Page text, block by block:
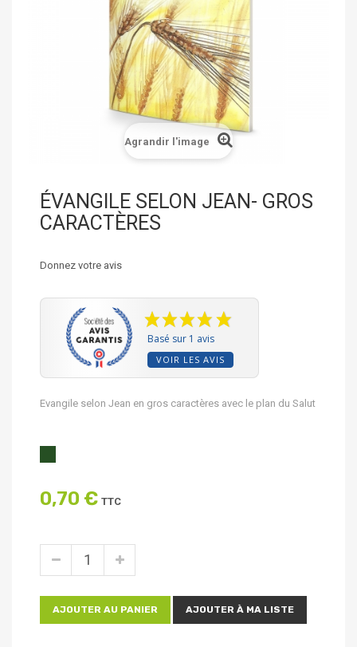
Agrandir l'image
ÉVANGILE SELON JEAN- GROS
CARACTÈRES
Donnez votre avis
Basé sur 1 avis
VOIR LES AVIS
Evangile selon Jean en gros caractères avec le plan du Salut
0,70 € TTC
AJOUTER AU PANIER AJOUTER À MA LISTE